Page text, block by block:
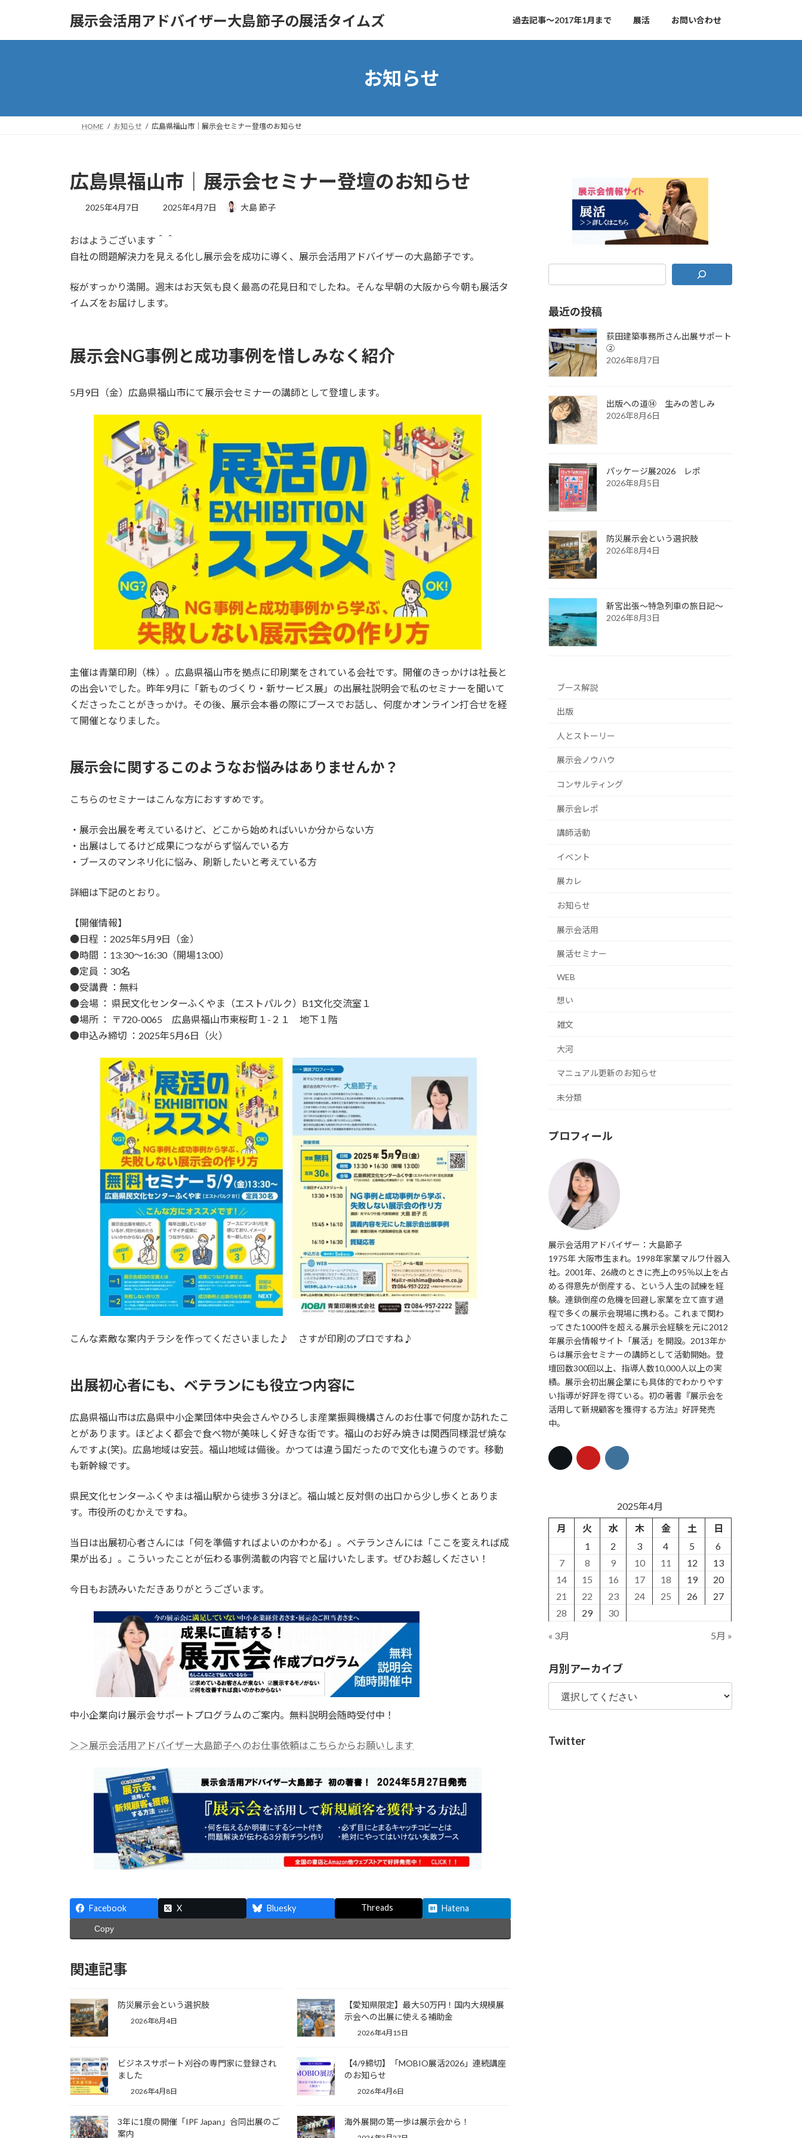
展示会活用アドバイザー大島節子の展活タイムズ 過去記事～2017年1月まで 展活 お問い合わせ
お知らせ
HOME お知らせ 広島県福山市｜展示会セミナー登壇のお知らせ
広島県福山市｜展示会セミナー登壇のお知らせ
2025年4月7日
最
日
2025年4月7日 大島 節子
おはようございます＾＾
自社の問題解決力を見える化し展示会を成功に導く、展示会活用アドバイザーの大島節子です。
桜がすっかり満開。週末はお天気も良く最高の花見日和でしたね。そんな早朝の大阪から今朝も展活タ
イムズをお届けします。
展示会NG事例と成功事例を惜しみなく紹介
5月9日（金）広島県福山市にて展示会セミナーの講師として登壇します。
主催は青葉印刷（株）。広島県福山市を拠点に印刷業をされている会社です。開催のきっかけは社長と
の出会いでした。昨年9月に「新ものづくり・新サービス展」の出展社説明会で私のセミナーを聞いて
くださったことがきっかけ。その後、展示会本番の際にブースでお話し、何度かオンライン打合せを経
て開催となりました。
展示会に関するこのようなお悩みはありませんか？
こちらのセミナーはこんな方におすすめです。
・展示会出展を考えているけど、どこから始めればいいか分からない方
・出展はしてるけど成果につながらず悩んでいる方
・ブースのマンネリ化に悩み、刷新したいと考えている方
詳細は下記のとおり。
【開催情報】
●日程 ：2025年5月9日（金）
●時間 ：13:30～16:30（開場13:00）
●定員 ：30名
●受講費 ：無料
●会場 ： 県民文化センターふくやま（エストパルク）B1文化交流室１
●場所 ： 〒720-0065 広島県福山市東桜町１-２１ 地下１階
●申込み締切 ：2025年5月6日（火）
こんな素敵な案内チラシを作ってくださいました♪ さすが印刷のプロですね♪
出展初心者にも、ベテランにも役立つ内容に
広島県福山市は広島県中小企業団体中央会さんやひろしま産業振興機構さんのお仕事で何度か訪れたこ
とがあります。ほどよく都会で食べ物が美味しく好きな街です。福山のお好み焼きは関西同様混ぜ焼な
んですよ(笑)。広島地域は安芸。福山地域は備後。かつては違う国だったので文化も違うのです。移動
も新幹線です。
県民文化センターふくやまは福山駅から徒歩３分ほど。福山城と反対側の出口から少し歩くとありま
す。市役所のむかえですね。
当日は出展初心者さんには「何を準備すればよいのかわかる」。ベテランさんには「ここを変えれば成
果が出る」。こういったことが伝わる事例満載の内容でと届けいたします。ぜひお越しください！
今日もお読みいただきありがとうございます。
中小企業向け展示会サポートプログラムのご案内。無料説明会随時受付中！
＞＞展示会活用アドバイザー大島節子へのお仕事依頼はこちらからお願いします
Facebook X Bluesky Threads Hatena
Copy
関連記事
防災展示会という選択肢
2026年8月4日
【愛知県限定】最大50万円！国内大規模展
示会への出展に使える補助金
2026年4月15日
ビジネスサポート刈谷の専門家に登録され
ました
2026年4月8日
【4/9締切】「MOBIO展活2026」連続講座
のお知らせ
2026年4月6日
3年に1度の開催「IPF Japan」合同出展のご
案内
海外展開の第一歩は展示会から！
最近の投稿
荻田建築事務所さん出展サポート
②
2026年8月7日
出版への道⑭ 生みの苦しみ
2026年8月6日
パッケージ展2026 レポ
2026年8月5日
防災展示会という選択肢
2026年8月4日
新宮出張～特急列車の旅日記～
2026年8月3日
ブース解説
出版
人とストーリー
展示会ノウハウ
コンサルティング
展示会レポ
講師活動
イベント
展カレ
お知らせ
展示会活用
展活セミナー
WEB
想い
雑文
大河
マニュアル更新のお知らせ
未分類
プロフィール
展示会活用アドバイザー：大島節子
1975年 大阪市生まれ。1998年家業マルワ什器入
社。2001年、26歳のときに売上の95％以上を占
める得意先が倒産する、という人生の試練を経
験。連鎖倒産の危機を回避し家業を立て直す過
程で多くの展示会現場に携わる。これまで関わ
ってきた1000件を超える展示会経験を元に2012
年展示会情報サイト「展活」を開設。2013年か
らは展示会セミナーの講師として活動開始。登
壇回数300回以上、指導人数10,000人以上の実
績。展示会初出展企業にも具体的でわかりやす
い指導が好評を得ている。初の著書『展示会を
活用して新規顧客を獲得する方法』好評発売
中。
2025年4月
月
火 水 木 金 土
日
1
2 3 4 5
6
7
8 9 10 11 12
13
14
15 16 17 18 19
20
21
22 23 24 25 26
27
28
29 30
« 3月 5月 »
月別アーカイブ
Twitter